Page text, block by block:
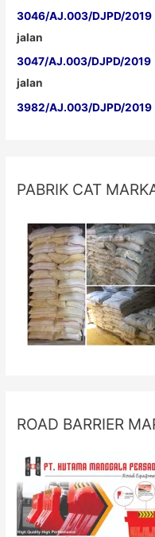
3046/AJ.003/DJPD/2019
jalan
3047/AJ.003/DJPD/2019
jalan
3982/AJ.003/DJPD/2019
PABRIK CAT
ROAD BARRIER